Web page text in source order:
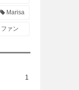
Marisa
ファン
1